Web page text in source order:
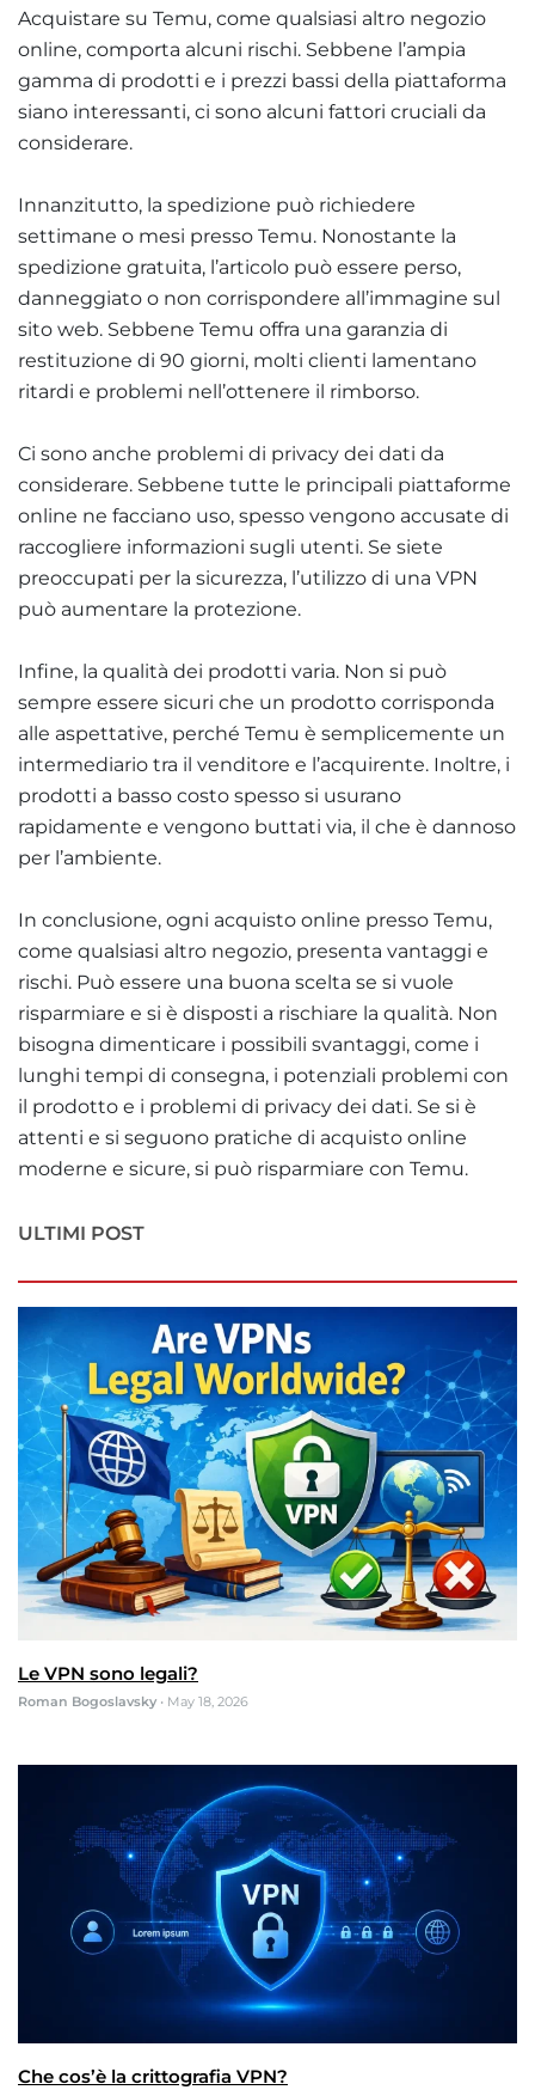
Acquistare su Temu, come qualsiasi altro negozio
online, comporta alcuni rischi. Sebbene l’ampia
gamma di prodotti e i prezzi bassi della piattaforma
siano interessanti, ci sono alcuni fattori cruciali da
considerare.
Innanzitutto, la spedizione può richiedere
settimane o mesi presso Temu. Nonostante la
spedizione gratuita, l’articolo può essere perso,
danneggiato o non corrispondere all’immagine sul
sito web. Sebbene Temu offra una garanzia di
restituzione di 90 giorni, molti clienti lamentano
ritardi e problemi nell’ottenere il rimborso.
Ci sono anche problemi di privacy dei dati da
considerare. Sebbene tutte le principali piattaforme
online ne facciano uso, spesso vengono accusate di
raccogliere informazioni sugli utenti. Se siete
preoccupati per la sicurezza, l’utilizzo di una VPN
può aumentare la protezione.
Infine, la qualità dei prodotti varia. Non si può
sempre essere sicuri che un prodotto corrisponda
alle aspettative, perché Temu è semplicemente un
intermediario tra il venditore e l’acquirente. Inoltre, i
prodotti a basso costo spesso si usurano
rapidamente e vengono buttati via, il che è dannoso
per l’ambiente.
In conclusione, ogni acquisto online presso Temu,
come qualsiasi altro negozio, presenta vantaggi e
rischi. Può essere una buona scelta se si vuole
risparmiare e si è disposti a rischiare la qualità. Non
bisogna dimenticare i possibili svantaggi, come i
lunghi tempi di consegna, i potenziali problemi con
il prodotto e i problemi di privacy dei dati. Se si è
attenti e si seguono pratiche di acquisto online
moderne e sicure, si può risparmiare con Temu.
ULTIMI POST
Le VPN sono legali?
Roman Bogoslavsky • May 18, 2026
Che cos’è la crittografia VPN?